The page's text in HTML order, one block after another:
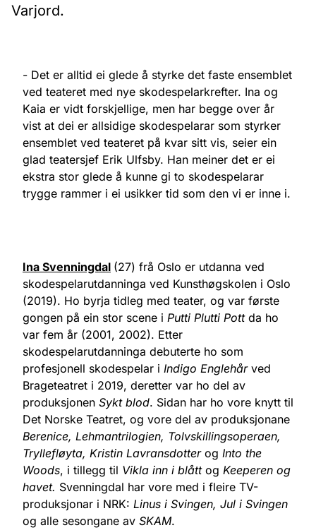
Varjord.
- Det er alltid ei glede å styrke det faste ensemblet
ved teateret med nye skodespelarkrefter. Ina og
Kaia er vidt forskjellige, men har begge over år
vist at dei er allsidige skodespelarar som styrker
ensemblet ved teateret på kvar sitt vis, seier ein
glad teatersjef Erik Ulfsby. Han meiner det er ei
ekstra stor glede å kunne gi to skodespelarar
trygge rammer i ei usikker tid som den vi er inne i.
Ina Svenningdal (27) frå Oslo er utdanna ved
skodespelarutdanninga ved Kunsthøgskolen i Oslo
(2019). Ho byrja tidleg med teater, og var første
gongen på ein stor scene i Putti Plutti Pottda ho
var fem år (2001, 2002). Etter
skodespelarutdanninga debuterte ho som
profesjonell skodespelar i Indigo Englehårved
Brageteatret i 2019, deretter var ho del av
produksjonen Sykt blod. Sidan har ho vore knytt til
Det Norske Teatret, og vore del av produksjonane
Berenice, Lehmantrilogien, Tolvskillingsoperaen,
Tryllefløyta, Kristin Lavransdotterog Into the
Woods, i tillegg til Vikla inn i blåttog Keeperen og
havet. Svenningdal har vore med i fleire TV-
produksjonar i NRK: Linus i Svingen, Jul i Svingen
og alle sesongane av SKAM.